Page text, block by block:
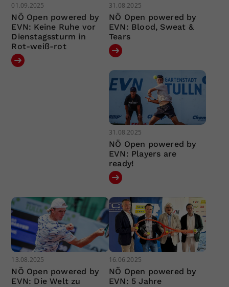
01.09.2025
NÖ Open powered by
EVN: Keine Ruhe vor
Dienstagssturm in
Rot-weiß-rot
31.08.2025
NÖ Open powered by
EVN: Blood, Sweat &
Tears
31.08.2025
NÖ Open powered by
EVN: Players are
ready!
13.08.2025
NÖ Open powered by
EVN: Die Welt zu
16.06.2025
NÖ Open powered by
EVN: 5 Jahre